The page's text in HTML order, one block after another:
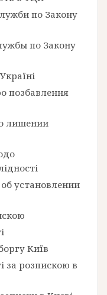
по Закону
по Закону
позбавлення
лишении
установлении
Київ
за розпискою в